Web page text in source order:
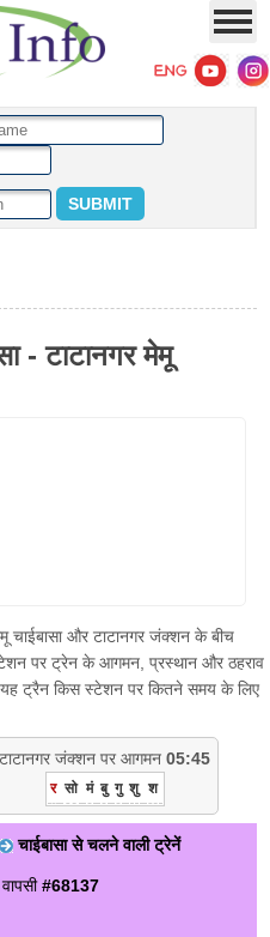
- टाटानगर मेमू
चाईबासा और टाटानगर जंक्शन के बीच
पर ट्रेन के आगमन, प्रस्थान और ठहराव
यह ट्रैन किस स्टेशन पर कितने समय के लिए
टाटानगर जंक्शन पर आगमन 05:45
र सो मं बु गु शु श
चाईबासा से चलने वाली ट्रेनें
वापसी#68137